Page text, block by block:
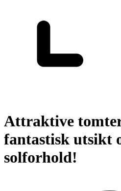
Attraktive
fantastisk utsikt
solforhold!